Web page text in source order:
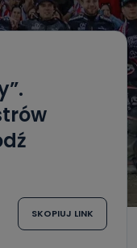
SKOPIUJ LINK